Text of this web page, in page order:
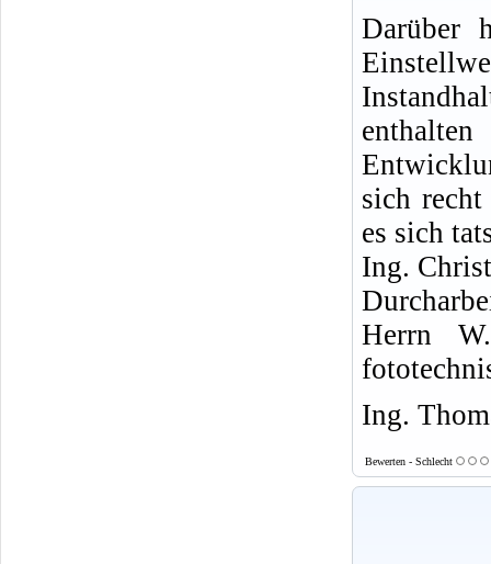
Darüber
sich
es sich
Ing.
Herrn
Ing.
Bewerten - Schlecht